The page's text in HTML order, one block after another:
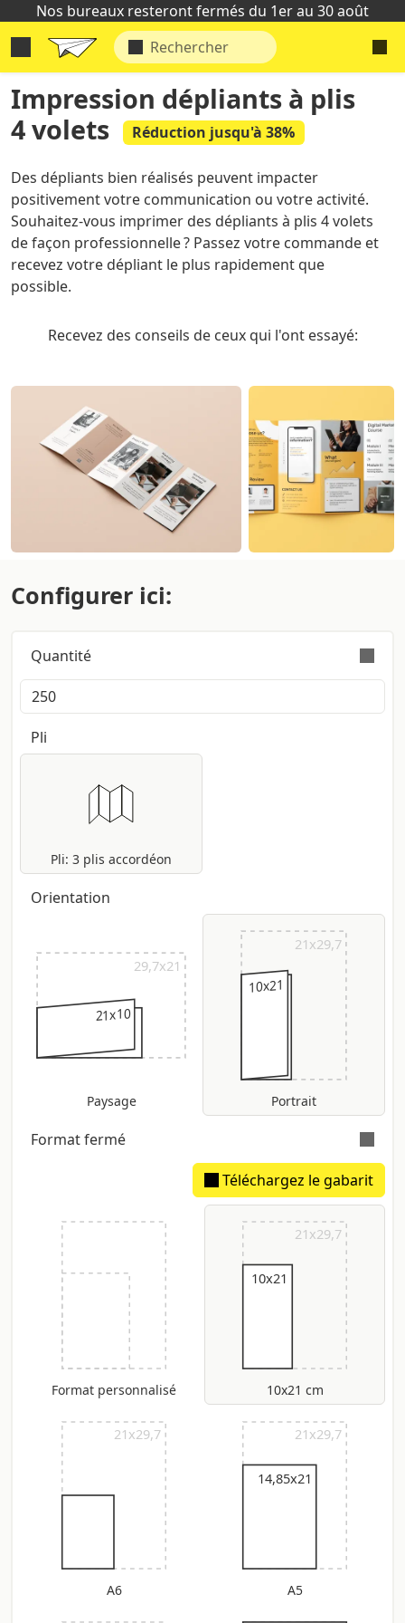
Nos bureaux resteront fermés du 1er au 30 août
Impression dépliants à plis
4 volets
Réduction jusqu'à 38%
Des dépliants bien réalisés peuvent impacter
positivement votre communication ou votre activité.
Souhaitez-vous imprimer des dépliants à plis 4 volets
de façon professionnelle ? Passez votre commande et
recevez votre dépliant le plus rapidement que
possible.
Recevez des conseils de ceux qui l'ont essayé:
Configurer ici:
Quantité
La commande est effectuée valablement avec une
tolérance sur la quantité de +/- 5%
Pli
Pli: 3 plis accordéon
Orientation
29,7x21
21x10
Paysage
21x29,7
10x21
Portrait
Format fermé
Téléchargez le gabarit
Dos estimé: 612 um
Format personnalisé
21x29,7
10x21
10x21 cm
21x29,7
A6
21x29,7
14,85x21
A5